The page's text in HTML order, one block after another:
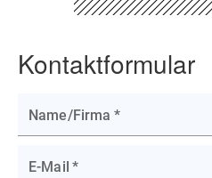
Kontaktformular
Name/Firma *
E-Mail *